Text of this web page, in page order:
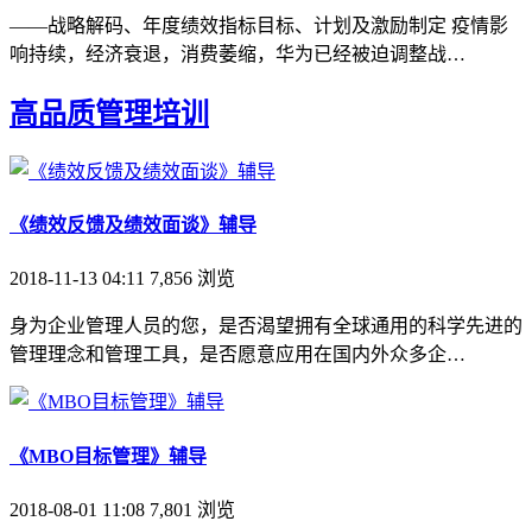
——战略解码、年度绩效指标目标、计划及激励制定 疫情影
响持续，经济衰退，消费萎缩，华为已经被迫调整战…
高品质管理培训
《绩效反馈及绩效面谈》辅导
2018-11-13 04:11 7,856 浏览
身为企业管理人员的您，是否渴望拥有全球通用的科学先进的
管理理念和管理工具，是否愿意应用在国内外众多企…
《MBO目标管理》辅导
2018-08-01 11:08 7,801 浏览